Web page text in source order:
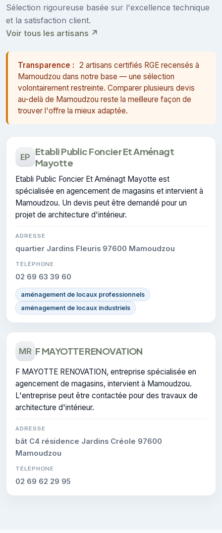
Sélection rigoureuse basée sur l'excellence technique
et la satisfaction client.
Voir tous les artisans ↗
Transparence : 2 artisans certifiés RGE recensés à
Mamoudzou dans notre base — une sélection
volontairement restreinte. Comparer plusieurs devis
au-delà de Mamoudzou reste la meilleure façon de
trouver l'offre la mieux adaptée.
EP Etabli Public Foncier Et Aménagt
Mayotte
Etabli Public Foncier Et Aménagt Mayotte est
spécialisée en agencement de magasins et intervient à
Mamoudzou. Un devis peut être demandé pour un
projet de architecture d'intérieur.
ADRESSE
quartier Jardins Fleuris 97600 Mamoudzou
TÉLÉPHONE
02 69 63 39 60
aménagement de locaux professionnels
aménagement de locaux industriels
MR F MAYOTTE RENOVATION
F MAYOTTE RENOVATION, entreprise spécialisée en
agencement de magasins, intervient à Mamoudzou.
L'entreprise peut être contactée pour des travaux de
architecture d'intérieur.
ADRESSE
bât C4 résidence Jardins Créole 97600
Mamoudzou
TÉLÉPHONE
02 69 62 29 95